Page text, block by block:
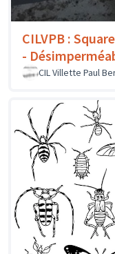
CILVPB :
-
CIL Villette Paul